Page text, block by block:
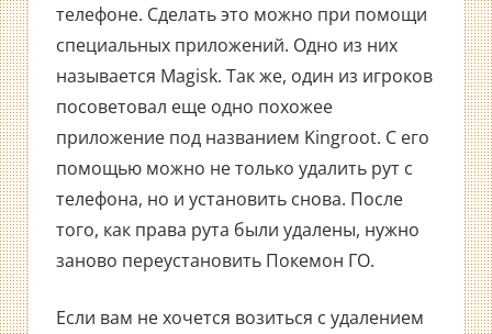
телефоне. Сделать это можно при помощи
специальных приложений. Одно из них
называется Magisk. Так же, один из игроков
посоветовал еще одно похожее
приложение под названием Kingroot. С его
помощью можно не только удалить рут с
телефона, но и установить снова. После
того, как права рута были удалены, нужно
заново переустановить Покемон ГО.
Если вам не хочется возиться с удалением